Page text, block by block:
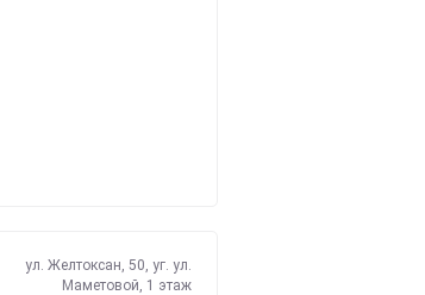
ул. Желтоксан, 50, уг. ул.
Маметовой, 1 этаж